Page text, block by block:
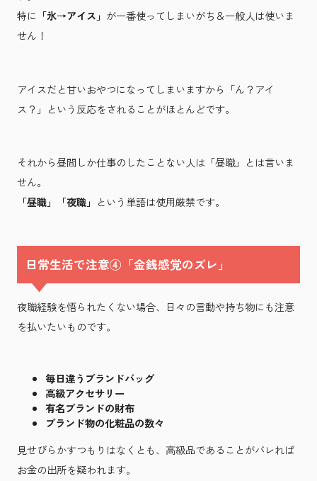
特に 「氷→アイス」 が一番使ってしまいがち＆一般人は使いま
せん！
アイスだと甘いおやつになってしまいますから「ん？アイ
ス？」という反応をされることがほとんどです。
それから昼間しか仕事のしたことない人は「昼職」とは言いま
せん。
「昼職」「夜職」 という単語は使用厳禁です。
日常生活で注意④「金銭感覚のズレ」
夜職経験を悟られたくない場合、日々の言動や持ち物にも注意
を払いたいものです。
毎日違うブランドバッグ
高級アクセサリー
有名ブランドの財布
ブランド物の化粧品の数々
見せびらかすつもりはなくとも、高級品であることがバレれば
お金の出所を疑われます。